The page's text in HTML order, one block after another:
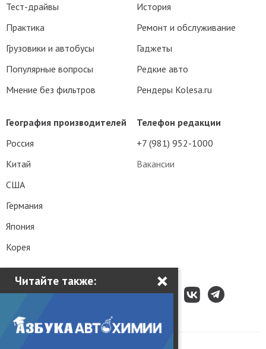
Читайте также: ×
Телефон редакции
+7 (981) 952-1000
Вакансии
Тест-драйвы
Практика
Грузовики и автобусы
Популярные вопросы
Мнение без фильтров
История
Ремонт и обслуживание
Гаджеты
Редкие авто
Рендеры Kolesa.ru
География производителей
Россия
Китай
США
Германия
Япония
Корея